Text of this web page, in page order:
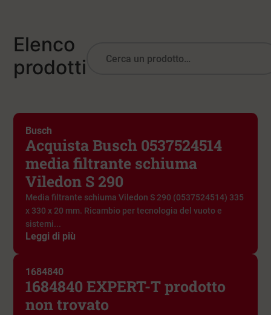
Elenco
prodotti
Busch
Acquista Busch 0537524514
media filtrante schiuma
Viledon S 290
Media filtrante schiuma Viledon S 290 (0537524514) 335
x 330 x 20 mm. Ricambio per tecnologia del vuoto e
sistemi...
Leggi di più
1684840
1684840 EXPERT-T prodotto
non trovato